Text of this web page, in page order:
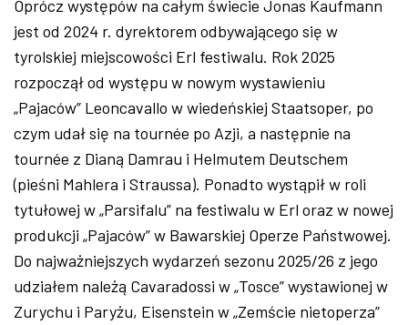
Oprócz występów na całym świecie Jonas Kaufmann
jest od 2024 r. dyrektorem odbywającego się w
tyrolskiej miejscowości Erl festiwalu. Rok 2025
rozpoczął od występu w nowym wystawieniu
„Pajaców” Leoncavallo w wiedeńskiej Staatsoper, po
czym udał się na tournée po Azji, a następnie na
tournée z Dianą Damrau i Helmutem Deutschem
(pieśni Mahlera i Straussa). Ponadto wystąpił w roli
tytułowej w „Parsifalu” na festiwalu w Erl oraz w nowej
produkcji „Pajaców” w Bawarskiej Operze Państwowej.
Do najważniejszych wydarzeń sezonu 2025/26 z jego
udziałem należą Cavaradossi w „Tosce” wystawionej w
Zurychu i Paryżu, Eisenstein w „Zemście nietoperza”